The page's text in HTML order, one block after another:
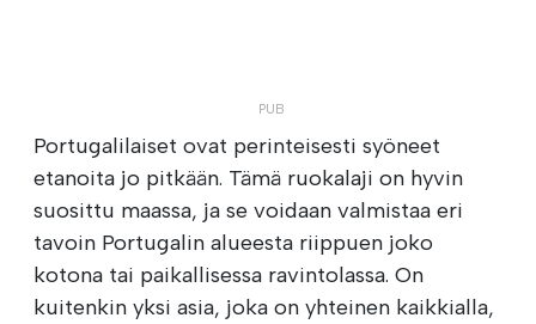
Portugalilaiset ovat perinteisesti syöneet
etanoita jo pitkään. Tämä ruokalaji on hyvin
suosittu maassa, ja se voidaan valmistaa eri
tavoin Portugalin alueesta riippuen joko
kotona tai paikallisessa ravintolassa. On
kuitenkin yksi asia, joka on yhteinen kaikkialla,